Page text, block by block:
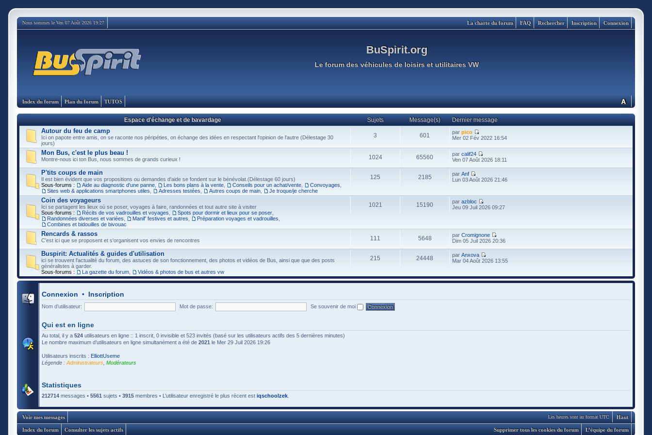
Nous sommes le Ven 07 Août 2026 19:27 Connexion
Inscription
Rechercher
FAQ
La charte du forum
BuSpirit.org
Le forum des véhicules de loisirs et utilitaires VW
Index du forum Plan du forum TUTOS
Espace d'échange et de bavardage Sujets Message(s) Dernier message
Autour du feu de camp
Ici on papote entre amis, on se raconte nos péripéties, on échange des idées en respectant l'opinion de l'autre (Délestage 30
jours)
3 601 parpico
Mer 02 Fév 2022 16:54
Mon Bus, c'est le plus beau !
Montre-nous ici ton Bus, nous sommes de grands curieux ! 1024 65560 parcalif24
Ven 07 Août 2026 18:11
P'tits coups de main
Il est bien évident que vos propositions ou demandes d'aide se fondent sur le bénévolat.(Délestage 60 jours)
Sous-forums :
Aide au diagnostic d'une panne Les bons plans à la vente Conseils pour un achat/vente Convoyages
Sites web & applications smartphones utiles
Adresses testées Autres coups de main Je troque/je cherche
125 2185 parAnf
Lun 03 Août 2026 21:46
Coin des voyageurs
Ici se partagent les lieux où se poser, voyages à faire, randonnées et tout autre site à visiter
Sous-forums :
Récits de vos vadrouilles et voyages Spots pour dormir et lieux pour se poser
Randonnées diverses et variées
Manif' festives et autres Préparation voyages et vadrouilles
Combines et bidouilles de bivouac
1021 15190 parazbloc
Jeu 09 Juil 2026 09:27
Rencards & rassos
C'est ici que se proposent et s'organisent vos envies de rencontres 111 5648 parCromignone
Dim 05 Juil 2026 20:36
Buspirit: Actualités & guides d'utilisation
ici se trouvent l'actualité du forum, des astuces de son fonctionnement, des photos et vidéos de Bus, ainsi que que des posts
généralistes à garder.
Sous-forums :
La gazette du forum Vidéos & photos de bus et autres vw
215 24448 parAnxova
Mar 04 Août 2026 13:55
Connexion • Inscription
Nom d’utilisateur: Mot de passe: Se souvenir de moi
Qui est en ligne
Au total, il y a 524 utilisateurs en ligne :: 1 inscrit, 0 invisible et 523 invités (basé sur les utilisateurs actifs des 5 dernières minutes)
Le nombre maximum d’utilisateurs en ligne simultanément a été de 2021 le Mer 29 Juil 2026 19:26
Utilisateurs inscrits : ElliottUseme
Légende : Administrateurs Modérateurs
Statistiques
212714 messages • 5561 sujets • 3915 membres • L’utilisateur enregistré le plus récent est iqschoolzek
Haut
Les heures sont au format UTC
Voir mes messages
Index du forum Consulter les sujets actifs L’équipe du forum
Supprimer tous les cookies du forum